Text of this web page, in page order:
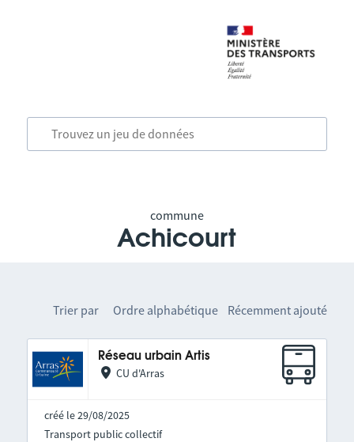
commune
Achicourt
Trier par Ordre alphabétique Récemment ajouté
Réseau urbain Artis
CU d'Arras
créé le 29/08/2025
Transport public collectif